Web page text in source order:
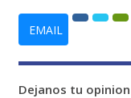
EMAIL
Dejanos tu opinion